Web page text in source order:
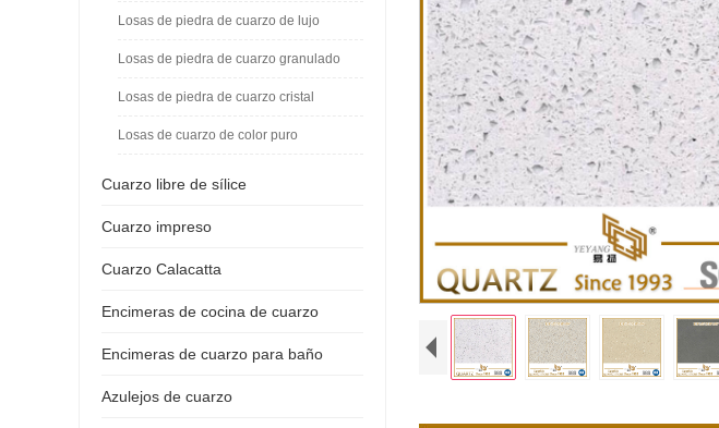
Losas de piedra de cuarzo de lujo
Losas de piedra de cuarzo granulado
Losas de piedra de cuarzo cristal
Losas de cuarzo de color puro
Cuarzo libre de sílice
Cuarzo impreso
Cuarzo Calacatta
Encimeras de cocina de cuarzo
Encimeras de cuarzo para baño
Azulejos de cuarzo